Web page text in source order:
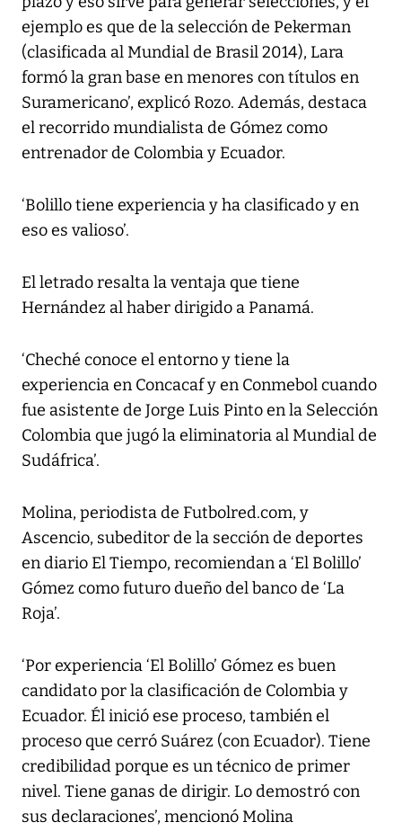
ejemplo es que de la selección de Pekerman
(clasificada al Mundial de Brasil 2014), Lara
formó la gran base en menores con títulos en
Suramericano’, explicó Rozo. Además, destaca
el recorrido mundialista de Gómez como
entrenador de Colombia y Ecuador.
‘Bolillo tiene experiencia y ha clasificado y en
eso es valioso’.
El letrado resalta la ventaja que tiene
Hernández al haber dirigido a Panamá.
‘Cheché conoce el entorno y tiene la
experiencia en Concacaf y en Conmebol cuando
fue asistente de Jorge Luis Pinto en la Selección
Colombia que jugó la eliminatoria al Mundial de
Sudáfrica’.
Molina, periodista de Futbolred.com, y
Ascencio, subeditor de la sección de deportes
en diario El Tiempo, recomiendan a ‘El Bolillo’
Gómez como futuro dueño del banco de ‘La
Roja’.
‘Por experiencia ‘El Bolillo’ Gómez es buen
candidato por la clasificación de Colombia y
Ecuador. Él inició ese proceso, también el
proceso que cerró Suárez (con Ecuador). Tiene
credibilidad porque es un técnico de primer
nivel. Tiene ganas de dirigir. Lo demostró con
sus declaraciones’, mencionó Molina